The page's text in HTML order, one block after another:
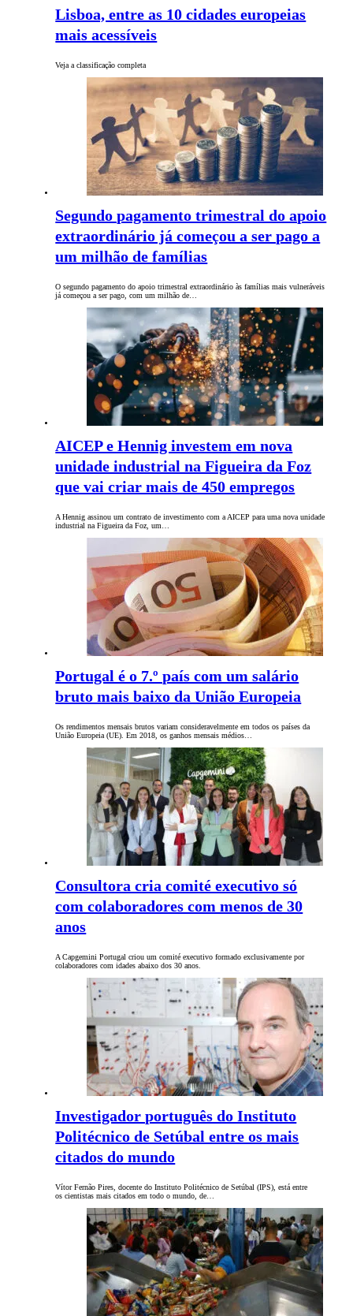
Lisboa, entre as 10 cidades europeias
mais acessíveis
Veja a classificação completa
Segundo pagamento trimestral do apoio
extraordinário já começou a ser pago a
um milhão de famílias
O segundo pagamento do apoio trimestral extraordinário às famílias mais vulneráveis
já começou a ser pago, com um milhão de…
AICEP e Hennig investem em nova
unidade industrial na Figueira da Foz
que vai criar mais de 450 empregos
A Hennig assinou um contrato de investimento com a AICEP para uma nova unidade
industrial na Figueira da Foz, um…
Portugal é o 7.º país com um salário
bruto mais baixo da União Europeia
Os rendimentos mensais brutos variam consideravelmente em todos os países da
União Europeia (UE). Em 2018, os ganhos mensais médios…
Consultora cria comité executivo só
com colaboradores com menos de 30
anos
A Capgemini Portugal criou um comité executivo formado exclusivamente por
colaboradores com idades abaixo dos 30 anos.
Investigador português do Instituto
Politécnico de Setúbal entre os mais
citados do mundo
Vítor Fernão Pires, docente do Instituto Politécnico de Setúbal (IPS), está entre
os cientistas mais citados em todo o mundo, de…